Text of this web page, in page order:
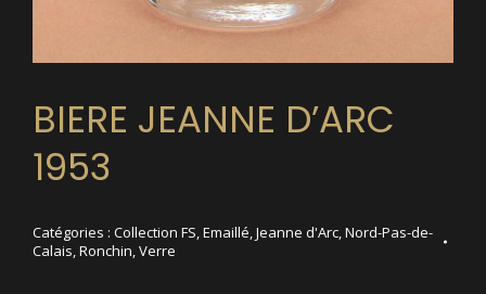
BIERE JEANNE D’ARC
1953
Catégories : Collection FS,Emaillé,Jeanne d'Arc,Nord-Pas-de-
Calais,Ronchin,Verre